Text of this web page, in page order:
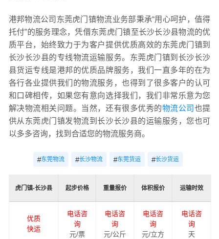
港邦物流公司东莞虎门镇物流业务部秉承“用心呵护，值得
托付”的服务理念，凭借东莞虎门镇至长沙长沙县物流的优
质平台，始终致力于为客户提供优质高效的东莞虎门镇到
长沙长沙县的专线物流运输服务。东莞虎门镇到长沙长沙
县货运专线是港邦的优质品牌服务，我们一直多年的在为
各行各业提供我们的物流服务，也得到了很多客户的认可
和口碑相传，如果您有意向选择我们，我们非常乐意为您
解决物流相关问题。当然，还有很多优秀的物流公司 也提
供从东莞虎门镇发物流到长沙长沙县的运输服务，您也可
以多多咨询，找到合适您的物流服务商。
#东莞物流 #长沙物流 #东莞货运 #长沙货运
虎门镇-长沙县 起步价格 重量报价 体积报价 运输时效
优质
快运
电话咨
询
元/票
电话咨
询
元/公斤
电话咨
询
元/立方
电话咨
询
天